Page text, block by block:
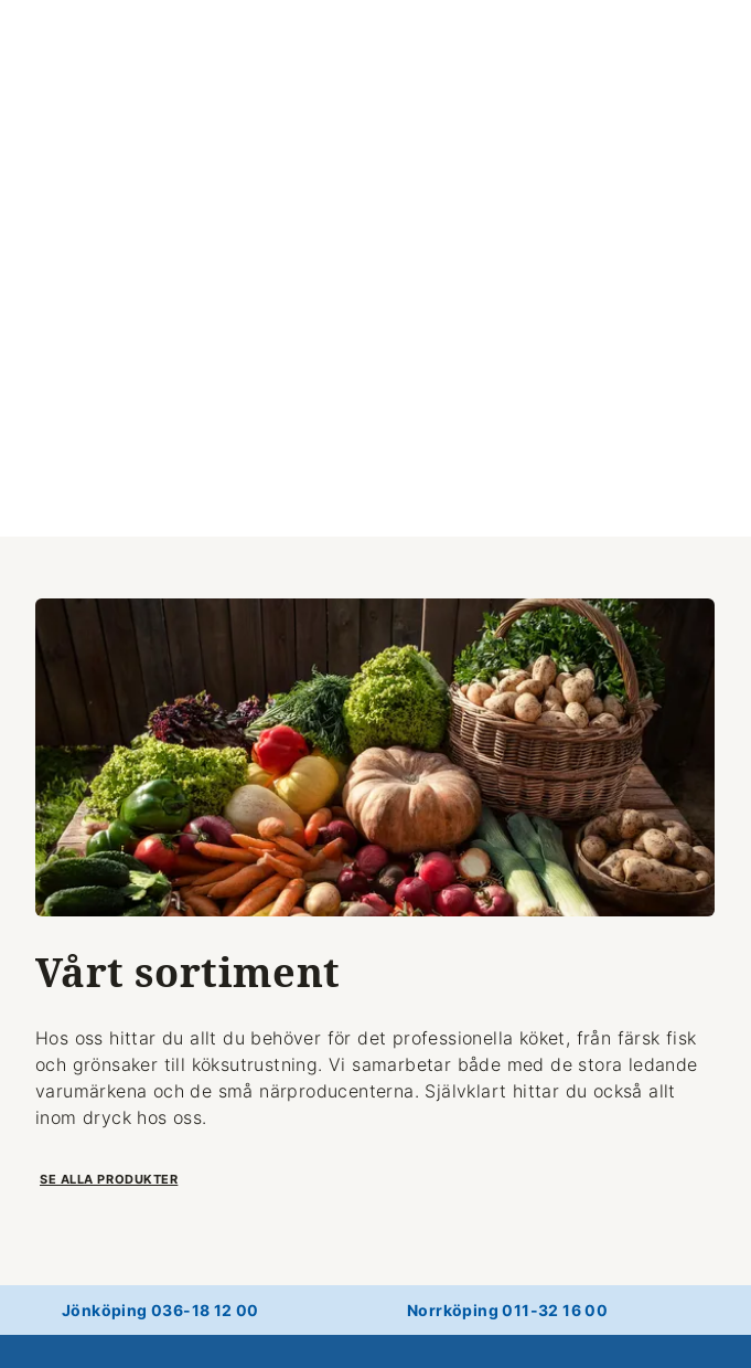
Vårt sortiment
Hos oss hittar du allt du behöver för det professionella köket, från färsk fisk
och grönsaker till köksutrustning. Vi samarbetar både med de stora ledande
varumärkena och de små närproducenterna. Självklart hittar du också allt
inom dryck hos oss.
SE ALLA PRODUKTER
Jönköping 036-18 12 00 Norrköping 011-32 16 00